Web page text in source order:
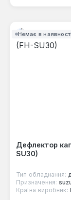
Немає в наявності
Дефлектор
SU30)
Тип обладнання:
Призначення:
Країна виробник: